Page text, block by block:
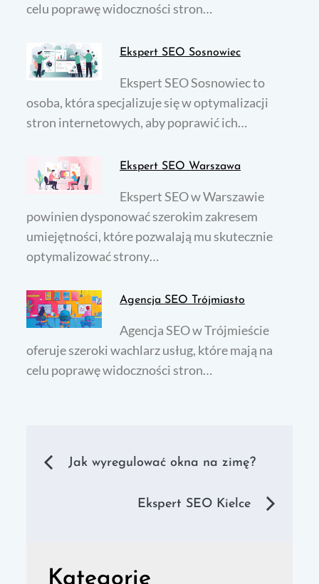
celu poprawę widoczności stron…
Ekspert SEO Sosnowiec
Ekspert SEO Sosnowiec to
osoba, która specjalizuje się w optymalizacji
stron internetowych, aby poprawić ich…
Ekspert SEO Warszawa
Ekspert SEO w Warszawie
powinien dysponować szerokim zakresem
umiejętności, które pozwalają mu skutecznie
optymalizować strony…
Agencja SEO Trójmiasto
Agencja SEO w Trójmieście
oferuje szeroki wachlarz usług, które mają na
celu poprawę widoczności stron…
Nawigacja
Jak wyregulować okna na zimę?
Ekspert SEO Kielce
Kategorie